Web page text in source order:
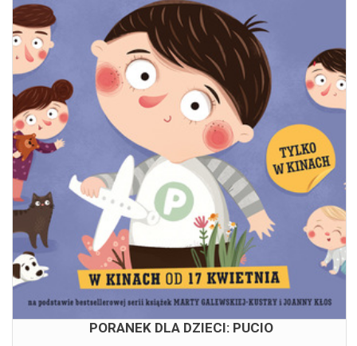
PORANEK DLA DZIECI: PUCIO
PORANEK DLA DZIECI: PUCIO
09.08.2026
11:00